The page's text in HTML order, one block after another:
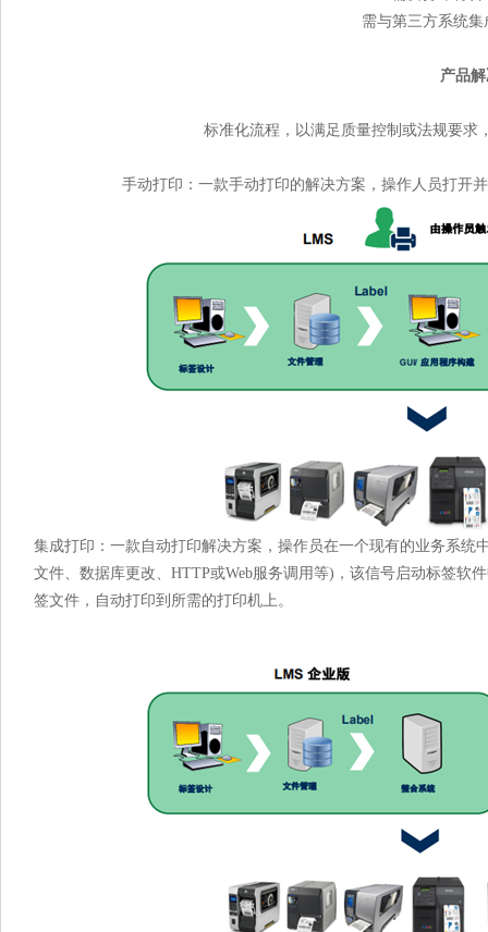
需与第三方系统
产品
标准化流程，以满足质量控制或法规要求
手动打印：一款手动打印的解决方案，操作人员打开
集成打印：一款自动打印解决方案，操作员在一个现有的业务系
文件、数据库更改、HTTP或Web服务调用等)，该信号启动标签软
签文件，自动打印到所需的打印机上。